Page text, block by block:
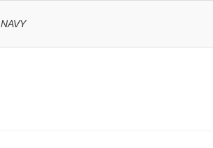
NAVY